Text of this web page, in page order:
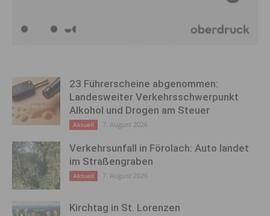
23 Führerscheine abgenommen:
Landesweiter Verkehrsschwerpunkt
Alkohol und Drogen am Steuer
Aktuell 7. August 2026
Verkehrsunfall in Förolach: Auto landet
im Straßengraben
Aktuell 7. August 2026
Kirchtag in St. Lorenzen